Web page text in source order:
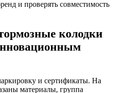
и проверять совместимость
колодки
и сертификаты. На
материалы, группа